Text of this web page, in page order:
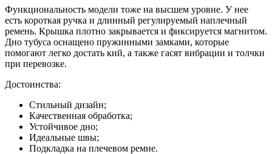
Функциональность модели тоже на высшем уровне. У нее
есть короткая ручка и длинный регулируемый наплечный
ремень. Крышка плотно закрывается и фиксируется магнитом.
Дно тубуса оснащено пружинными замками, которые
помогают легко достать кий, а также гасят вибрации и толчки
при перевозке.
Достоинства:
Стильный дизайн;
Качественная обработка;
Устойчивое дно;
Идеальные швы;
Подкладка на плечевом ремне.